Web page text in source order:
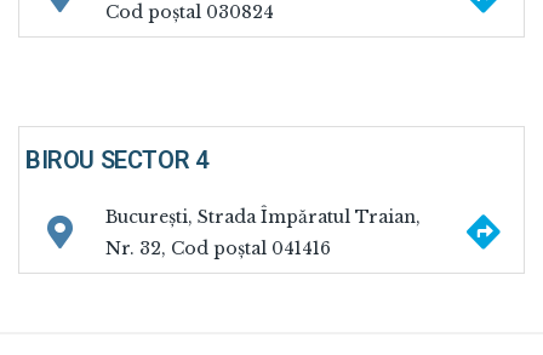
Cod poștal 030824
BIROU SECTOR 4
București, Strada Împăratul Traian,
Nr. 32, Cod poștal 041416